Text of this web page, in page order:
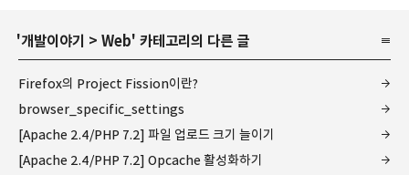
'개발이야기 > Web' 카테고리의 다른 글
Firefox의 Project Fission이란?
browser_specific_settings
[Apache 2.4/PHP 7.2] 파일 업로드 크기 늘이기
[Apache 2.4/PHP 7.2] Opcache 활성화하기